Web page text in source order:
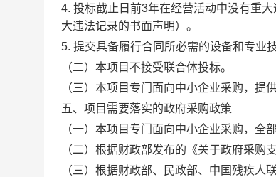
4. 投标截止日前3年在经营活动中没有重
大违法记录的书面声明）。
5. 提交具备履行合同所必需的设备和专业
（二）本项目不接受联合体投标。
（三） 本项目专门面向中小企业采购，提
五、项目需要落实的政府采购政策
（一）本项目专门面向中小企业采购，全
（二）根据财政部发布的《关于政府采购
（三）根据财政部、民政部、中国残疾